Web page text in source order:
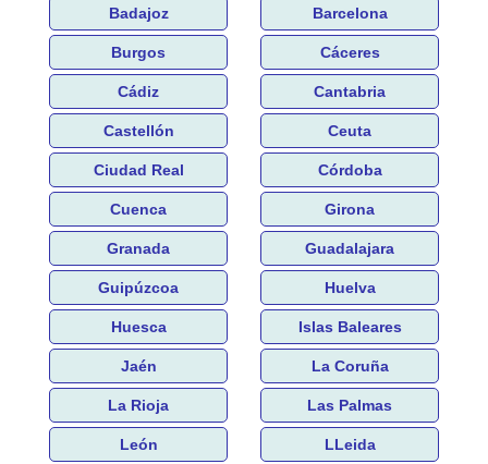
Badajoz Barcelona
Burgos Cáceres
Cádiz Cantabria
Castellón Ceuta
Ciudad Real Córdoba
Cuenca Girona
Granada Guadalajara
Guipúzcoa Huelva
Huesca Islas Baleares
Jaén La Coruña
La Rioja Las Palmas
León LLeida